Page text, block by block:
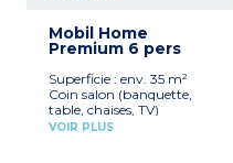
(140 x 190 cm)
1 chambre avec 2 lits
Terrasse couverte
Capacité max. 4
personnes
Mobil Home
Premium 6 pers
Superficie : env. 35 m²
Coin salon (banquette,
table, chaises, TV)
Coin cuisine (plaque de
VOIR PLUS